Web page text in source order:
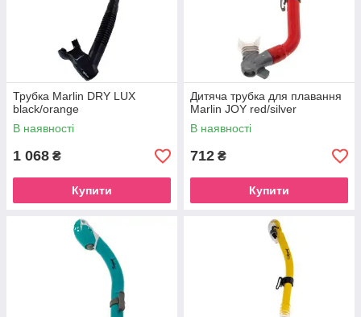
Трубка Marlin DRY LUX
black/orange
В наявності
1 068 ₴
Купити
Дитяча трубка для плавання
Marlin JOY red/silver
В наявності
712 ₴
Купити